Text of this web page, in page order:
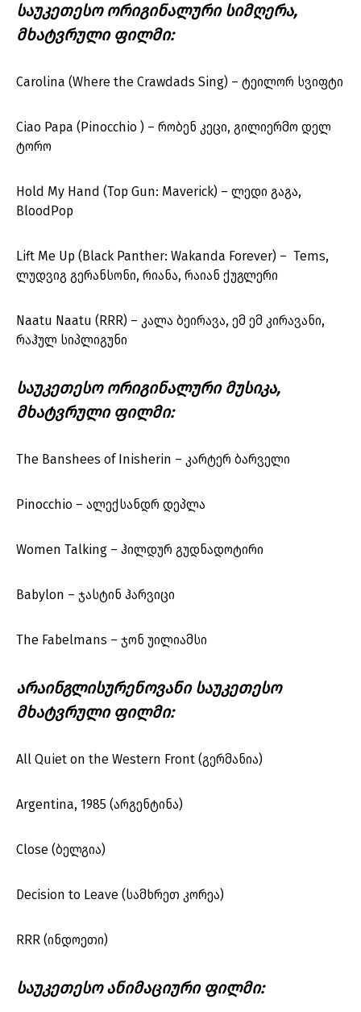
საუკეთესო ორიგინალური სიმღერა,
მხატვრული ფილმი:
Carolina (Where the Crawdads Sing) – ტეილორ სვიფტი
Ciao Papa (Pinocchio ) – რობენ კეცი, გილიერმო დელ
ტორო
Hold My Hand (Top Gun: Maverick) – ლედი გაგა,
BloodPop
Lift Me Up (Black Panther: Wakanda Forever) – Tems,
ლუდვიგ გერანსონი, რიანა, რაიან ქუგლერი
Naatu Naatu (RRR) – კალა ბეირავა, ემ ემ კირავანი,
რაჰულ სიპლიგუნი
საუკეთესო ორიგინალური მუსიკა,
მხატვრული ფილმი:
The Banshees of Inisherin – კარტერ ბარველი
Pinocchio – ალექსანდრ დეპლა
Women Talking – ჰილდურ გუდნადოტირი
Babylon – ჯასტინ ჰარვიცი
The Fabelmans – ჯონ უილიამსი
არაინგლისურენოვანი საუკეთესო
მხატვრული ფილმი:
All Quiet on the Western Front (გერმანია)
Argentina, 1985 (არგენტინა)
Close (ბელგია)
Decision to Leave (სამხრეთ კორეა)
RRR (ინდოეთი)
საუკეთესო ანიმაციური ფილმი: